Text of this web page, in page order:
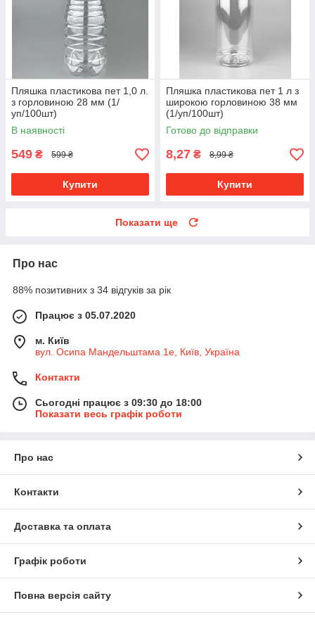
Пляшка пластикова пет 1,0 л.
з горловиною 28 мм (1/
уп/100шт)
В наявності
549 ₴ 599 ₴
Купити
Пляшка пластикова пет 1 л з
широкою горловиною 38 мм
(1/уп/100шт)
Готово до відправки
8,27 ₴ 8,99 ₴
Купити
Показати ще
Про нас
88% позитивних з 34 відгуків за рік
Працює з 05.07.2020
м. Київ
вул. Осипа Мандельштама 1е, Київ, Україна
Контакти
Сьогодні працює з 09:30 до 18:00
Показати весь графік роботи
Про нас
Контакти
Доставка та оплата
Графік роботи
Повна версія сайту